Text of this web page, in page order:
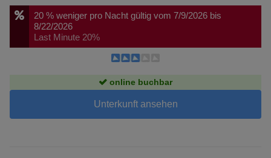
20 % weniger pro Nacht gültig vom 7/9/2026 bis
8/22/2026
Last Minute 20%
online buchbar
Unterkunft ansehen